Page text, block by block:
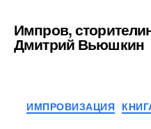
Импров,
Дмитрий Вьюшкин
ИМПРОВИЗАЦИЯ